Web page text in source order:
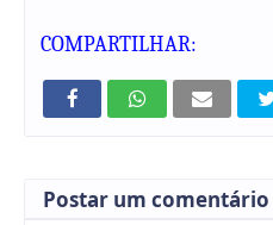
COMPARTILHAR:
Postar um comentário